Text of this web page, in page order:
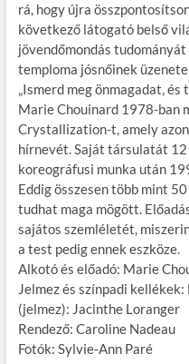
rá, hogy újra
következő látogató belső
jövendőmondás
temploma jósnőinek
„Ismerd meg önmagadat, és
Marie Chouinard 1978-ban
Crystallization-t, amely
hírnevét. Saját társulatát 12
koreográfusi munka után
Eddig összesen több mint
tudhat maga mögött.
sajátos szemléletét,
a test pedig ennek eszköze.
Alkotó és előadó: Marie
Jelmez és színpadi
(jelmez): Jacinthe Loranger
Rendező: Caroline Nadeau
Fotók: Sylvie-Ann Paré